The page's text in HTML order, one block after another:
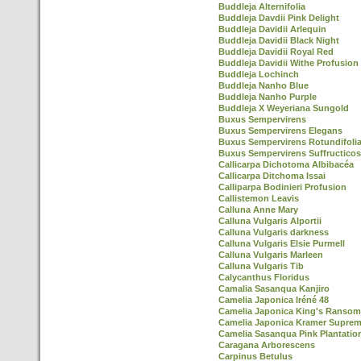
Buddleja Alternifolia
Buddleja Davdii Pink Delight
Buddleja Davidii Arlequin
Buddleja Davidii Black Night
Buddleja Davidii Royal Red
Buddleja Davidii Withe Profusion
Buddleja Lochinch
Buddleja Nanho Blue
Buddleja Nanho Purple
Buddleja X Weyeriana Sungold
Buxus Sempervirens
Buxus Sempervirens Elegans
Buxus Sempervirens Rotundifolia
Buxus Sempervirens
Callicarpa Dichotoma Albibacéa
Callicarpa Ditchoma Issai
Calliparpa Bodinieri Profusion
Callistemon Leavis
Calluna Anne Mary
Calluna Vulgaris Alportii
Calluna Vulgaris darkness
Calluna Vulgaris Elsie Purmell
Calluna Vulgaris Marleen
Calluna Vulgaris Tib
Calycanthus Floridus
Camalia Sasanqua Kanjiro
Camelia Japonica Iréné 48
Camelia Japonica King's Ransom
Camelia Japonica Kramer
Camelia Sasanqua Pink
Caragana Arborescens
Carpinus Betulus